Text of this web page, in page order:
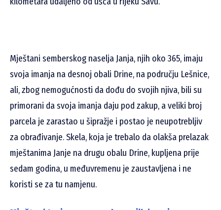
Mještani semberskog naselja Janja, njih oko 365, imaju
svoja imanja na desnoj obali Drine, na području Lešnice,
ali, zbog nemogućnosti da dođu do svojih njiva, bili su
primorani da svoja imanja daju pod zakup, a veliki broj
parcela je zarastao u šipražje i postao je neupotrebljiv
za obrađivanje. Skela, koja je trebalo da olakša prelazak
mještanima Janje na drugu obalu Drine, kupljena prije
sedam godina, u međuvremenu je zaustavljena i ne
koristi se za tu namjenu.